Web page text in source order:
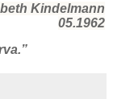
Kindelmann
05.1962